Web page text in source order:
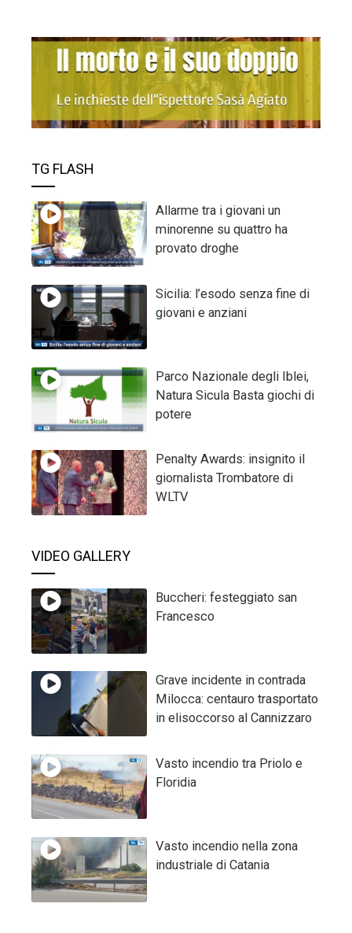
TG FLASH
Allarme tra i giovani un
minorenne su quattro ha
provato droghe
Sicilia: l’esodo senza fine di
giovani e anziani
Parco Nazionale degli Iblei,
Natura Sicula Basta giochi di
potere
Penalty Awards: insignito il
giornalista Trombatore di
WLTV
VIDEO GALLERY
Buccheri: festeggiato san
Francesco
Grave incidente in contrada
Milocca: centauro trasportato
in elisoccorso al Cannizzaro
Vasto incendio tra Priolo e
Floridia
Vasto incendio nella zona
industriale di Catania